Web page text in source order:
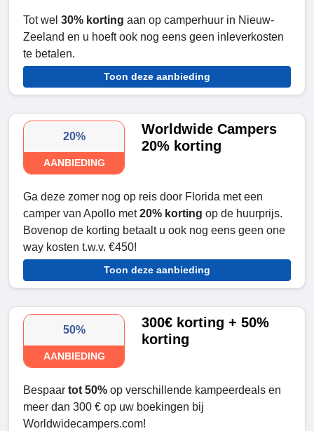
Tot wel 30% korting aan op camperhuur in Nieuw-
Zeeland en u hoeft ook nog eens geen inleverkosten
te betalen.
Toon deze aanbieding
20%
AANBIEDING
Worldwide Campers
20% korting
Ga deze zomer nog op reis door Florida met een
camper van Apollo met20% korting op de huurprijs.
Bovenop de korting betaalt u ook nog eens geen one
way kosten t.w.v. €450!
Toon deze aanbieding
50%
AANBIEDING
300€ korting + 50%
korting
Bespaar tot 50% op verschillende kampeerdeals en
meer dan 300 € op uw boekingen bij
Worldwidecampers.com!